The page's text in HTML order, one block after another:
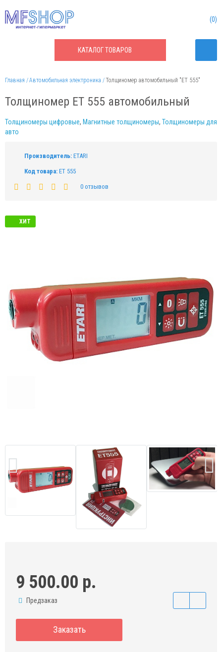
КАТАЛОГТОВАРОВ
0
Главная Автомобильная электроника Толщиномер автомобильный "ET 555"
Толщиномер ET 555 автомобильный
Толщиномеры цифровые, Магнитные толщиномеры, Толщиномеры для
авто
Производитель: ETARI
Код товара: ET 555
0 отзывов
ХИТ
9 500.00 р.
Предзаказ
Заказать